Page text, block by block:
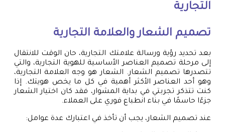
التجارية
تصميم الشعار والعلامة التجارية
بعد تحديد رؤية ورسالة علامتك التجارية، حان الوقت للانتقال
إلى مرحلة تصميم العناصر الأساسية للهوية التجارية، والتي
تتصدرها تصميم الشعار. الشعار هو وجه العلامة التجارية،
وهو أحد العناصر الأكثر أهمية في كل ما يخص هويتك. إذا
كنت تتذكر تجربتي في بداية المشوار، فقد كان اختيار الشعار
جزءًا حاسمًا في بناء انطباع فوري على العملاء.
عند تصميم الشعار، يجب أن تأخذ في اعتبارك عدة عوامل: